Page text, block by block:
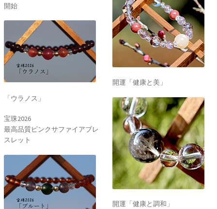
開始
「ウラノス」
宝珠2026
最高品質ピンクサファイアブレ
スレット
開運「健康と美」
開運「健康と調和」